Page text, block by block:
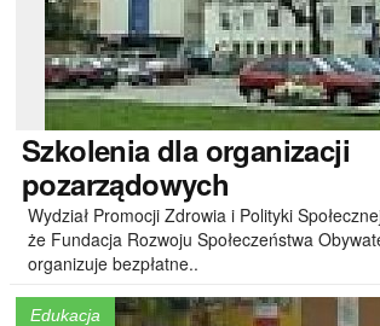
Szkoleniadla organizacji
pozarządowych
Wydział Promocji Zdrowia i Polityki
że Fundacja Rozwoju Społeczeństwa
organizuje bezpłatne..
Edukacja